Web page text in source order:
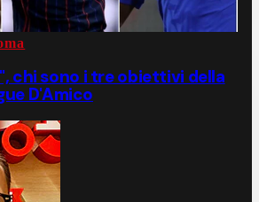
chi sono i tre obiettivi della
D'Amico